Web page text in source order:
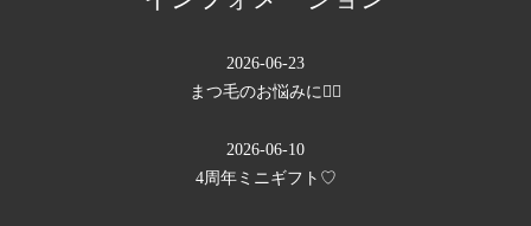
2026-06-23
まつ毛のお悩みに💁‍♀️
2026-06-10
4周年ミニギフト♡